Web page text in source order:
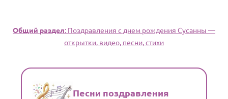
Общий раздел: Поздравления с днем рождения Сусанны —
открытки, видео, песни, стихи
Песни поздравления